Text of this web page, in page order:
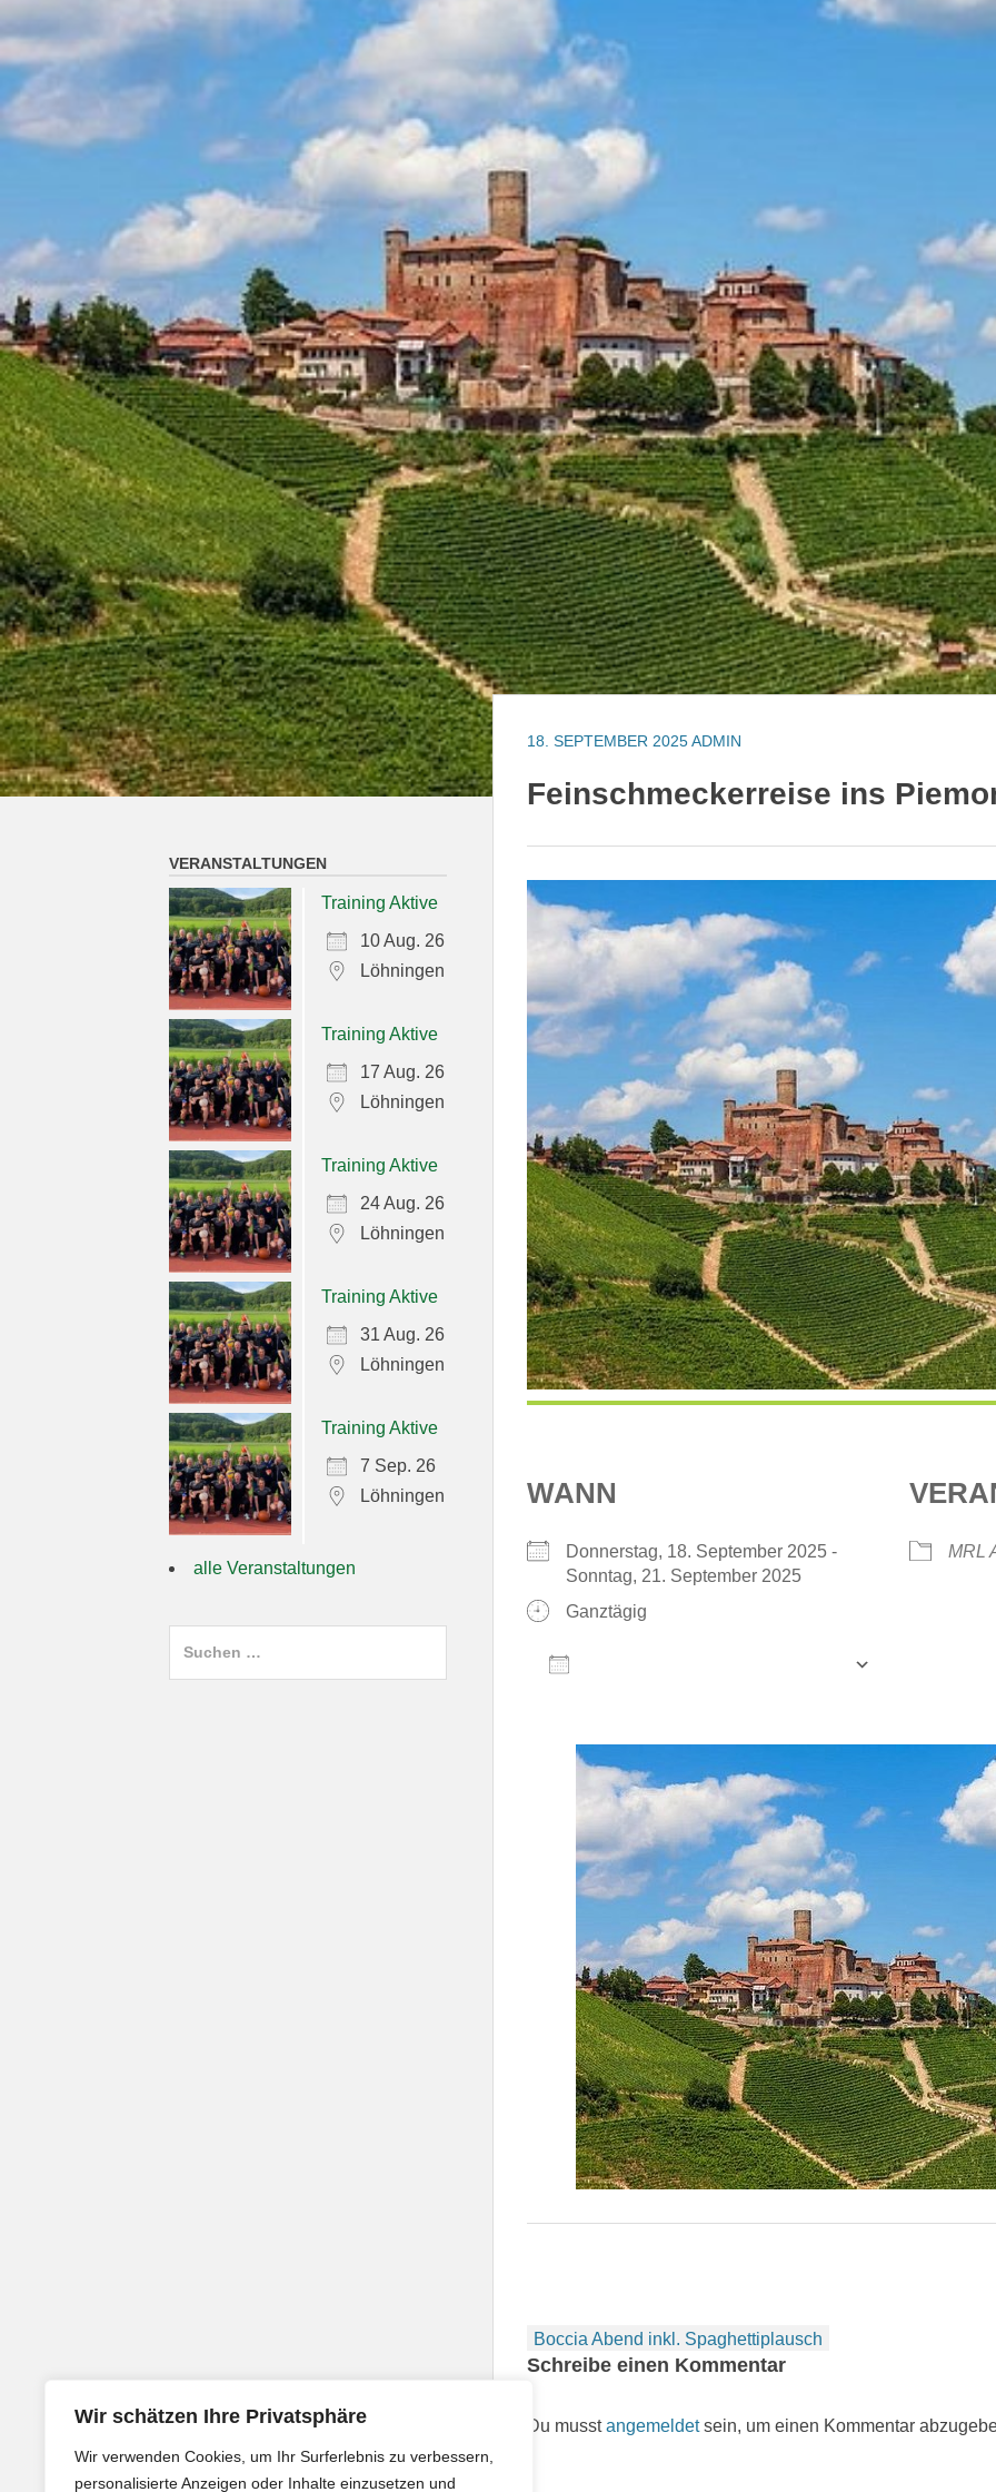
Wir schätzen Ihre Privatsphäre
Wir verwenden Cookies, um Ihr Surferlebnis zu verbessern,
personalisierte Anzeigen oder Inhalte einzusetzen und
18. SEPTEMBER 2025 ADMIN
Feinschmeckerreise ins
WANN
Donnerstag, 18. September 2025 -
Sonntag, 21. September 2025
Ganztägig
MRL
Beitragsnavigation
Boccia Abend inkl. Spaghettiplausch
Schreibe einen Kommentar
Du musstangemeldetsein, um einen Kommentar
VERANSTALTUNGEN
Training Aktive
10 Aug. 26
Löhningen
Training Aktive
17 Aug. 26
Löhningen
Training Aktive
24 Aug. 26
Löhningen
Training Aktive
31 Aug. 26
Löhningen
Training Aktive
7 Sep. 26
Löhningen
alle Veranstaltungen